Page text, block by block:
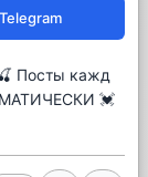
Посты кажд
💓